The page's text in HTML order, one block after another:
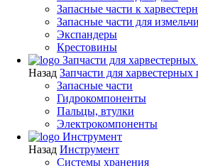
Запасные части к
Запасные части для
Экспандеры
Крестовины
Запчасти для
Назад Запчасти для
Запасные части
Гидрокомпоненты
Пальцы, втулки
Электрокомпоненты
Инструмент
Назад Инструмент
Системы хранения